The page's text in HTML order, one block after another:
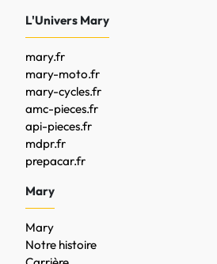
L'Univers Mary
mary.fr
mary-moto.fr
mary-cycles.fr
amc-pieces.fr
api-pieces.fr
mdpr.fr
prepacar.fr
Mary
Mary
Notre histoire